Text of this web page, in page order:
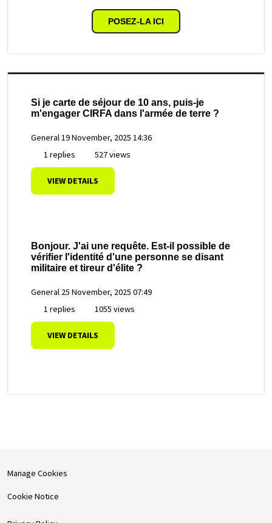
POSEZ-LA ICI
Si je carte de séjour de 10 ans, puis-je
m'engager CIRFA dans l'armée de terre ?
General19 November, 2025 14:36
1 replies
527 views
VIEW DETAILS
Bonjour. J'ai une requête. Est-il possible de
vérifier l'identité d'une personne se disant
militaire et tireur d'élite ?
General 25 November, 2025 07:49
1 replies
1055 views
VIEW DETAILS
Manage Cookies
Cookie Notice